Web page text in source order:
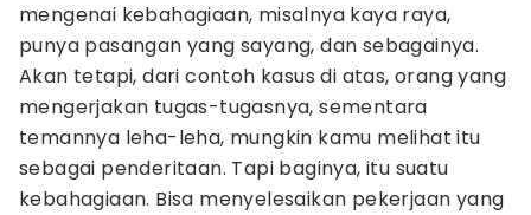
mengenai kebahagiaan, misalnya kaya raya,
punya pasangan yang sayang, dan sebagainya.
Akan tetapi, dari contoh kasus di atas, orang yang
mengerjakan tugas-tugasnya, sementara
temannya leha-leha, mungkin kamu melihat itu
sebagai penderitaan. Tapi baginya, itu suatu
kebahagiaan. Bisa menyelesaikan pekerjaan yang